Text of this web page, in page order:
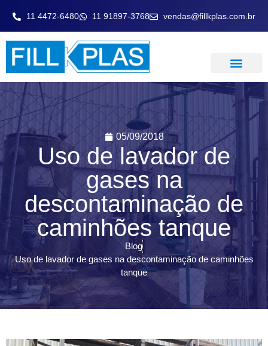
11 4472-6480 11 91897-3768 vendas@fillkplas.com.br
05/09/2018
Uso de lavador de
gases na
descontaminação de
caminhões tanque
Blog
Uso de lavador de gases na descontaminação de caminhões
tanque